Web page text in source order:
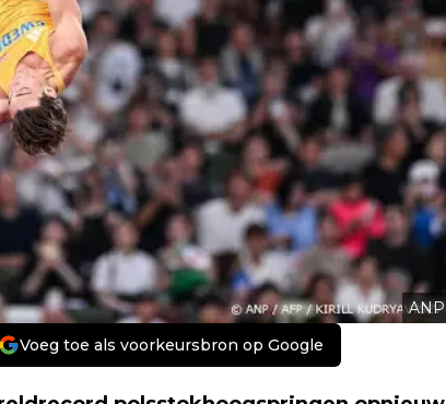
ANP
Voeg toe als voorkeursbron op Google